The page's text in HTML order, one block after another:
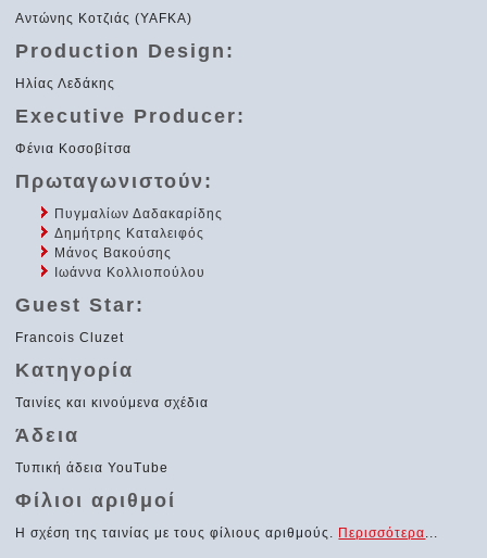
Αντώνης Κοτζιάς (YAFKA)
Production Design:
Ηλίας Λεδάκης
Executive Producer:
Φένια Κοσοβίτσα
Πρωταγωνιστούν:
Πυγμαλίων Δαδακαρίδης
Δημήτρης Καταλειφός
Μάνος Βακούσης
Ιωάννα Κολλιοπούλου
Guest Star:
Francois Cluzet
Κατηγορία
Ταινίες και κινούμενα σχέδια
Άδεια
Τυπική άδεια YouTube
Φίλιοι αριθμοί
Η σχέση της ταινίας με τους φίλιους αριθμούς. Περισσότερα